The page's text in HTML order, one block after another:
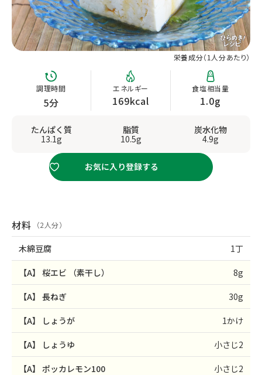
栄養成分（1人分あたり）
調理時間
5分
エネルギー
169kcal
食塩相当量
1.0g
たんぱく質
13.1g
脂質
10.5g
炭水化物
4.9g
お気に入り登録する
材料 （2人分）
木綿豆腐 1丁
【A】 桜エビ （素干し） 8g
【A】 長ねぎ 30g
【A】 しょうが 1かけ
【A】 しょうゆ 小さじ2
【A】 ポッカレモン100 小さじ2